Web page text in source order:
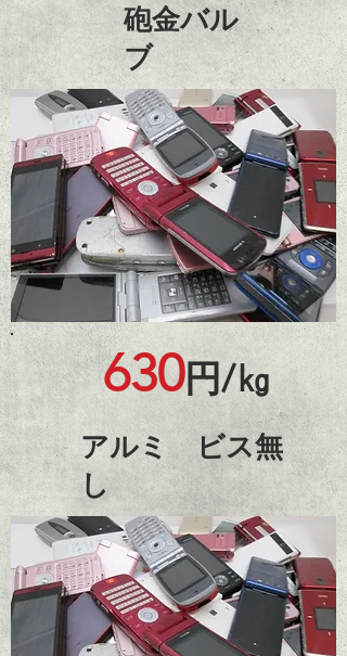
​砲金バル
ブ
630円/㎏
​アルミ ビス無
し